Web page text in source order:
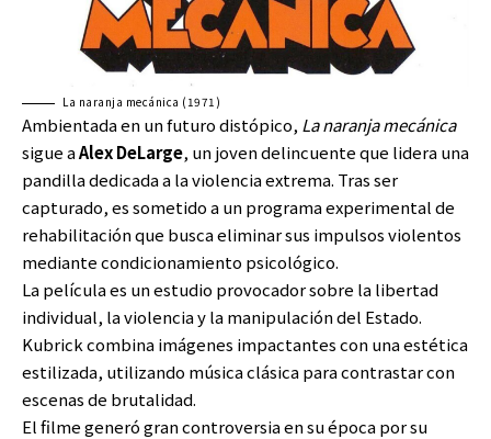
La naranja mecánica (1971)
Ambientada en un futuro distópico, La naranja mecánica
sigue aAlex DeLarge, un joven delincuente que lidera una
pandilla dedicada a la violencia extrema. Tras ser
capturado, es sometido a un programa experimental de
rehabilitación que busca eliminar sus impulsos violentos
mediante condicionamiento psicológico.
La película es un estudio provocador sobre la libertad
individual, la violencia y la manipulación del Estado.
Kubrick combina imágenes impactantes con una estética
estilizada, utilizando música clásica para contrastar con
escenas de brutalidad.
El filme generó gran controversia en su época por su